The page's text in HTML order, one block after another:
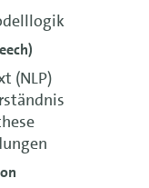
(NLP)